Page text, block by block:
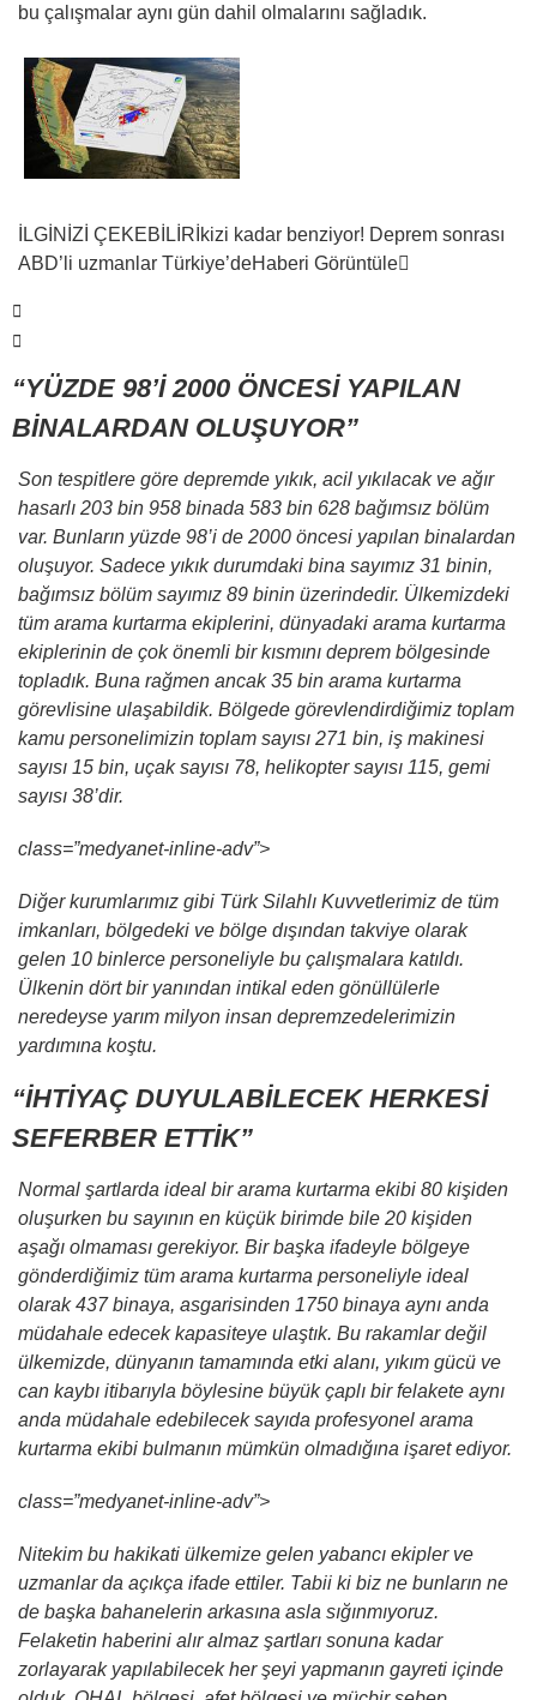
bu çalışmalar aynı gün dahil olmalarını sağladık.
İLGİNİZİ ÇEKEBİLİR İkizi kadar benziyor! Deprem sonrası
ABD’li uzmanlar Türkiye’deHaberi Görüntüle
“YÜZDE 98’İ 2000 ÖNCESİ YAPILAN
BİNALARDAN OLUŞUYOR”
Son tespitlere göre depremde yıkık, acil yıkılacak ve ağır
hasarlı 203 bin 958 binada 583 bin 628 bağımsız bölüm
var. Bunların yüzde 98’i de 2000 öncesi yapılan binalardan
oluşuyor. Sadece yıkık durumdaki bina sayımız 31 binin,
bağımsız bölüm sayımız 89 binin üzerindedir. Ülkemizdeki
tüm arama kurtarma ekiplerini, dünyadaki arama kurtarma
ekiplerinin de çok önemli bir kısmını deprem bölgesinde
topladık. Buna rağmen ancak 35 bin arama kurtarma
görevlisine ulaşabildik. Bölgede görevlendirdiğimiz toplam
kamu personelimizin toplam sayısı 271 bin, iş makinesi
sayısı 15 bin, uçak sayısı 78, helikopter sayısı 115, gemi
sayısı 38’dir.
class=”medyanet-inline-adv”>
Diğer kurumlarımız gibi Türk Silahlı Kuvvetlerimiz de tüm
imkanları, bölgedeki ve bölge dışından takviye olarak
gelen 10 binlerce personeliyle bu çalışmalara katıldı.
Ülkenin dört bir yanından intikal eden gönüllülerle
neredeyse yarım milyon insan depremzedelerimizin
yardımına koştu.
“İHTİYAÇ DUYULABİLECEK HERKESİ
SEFERBER ETTİK”
Normal şartlarda ideal bir arama kurtarma ekibi 80 kişiden
oluşurken bu sayının en küçük birimde bile 20 kişiden
aşağı olmaması gerekiyor. Bir başka ifadeyle bölgeye
gönderdiğimiz tüm arama kurtarma personeliyle ideal
olarak 437 binaya, asgarisinden 1750 binaya aynı anda
müdahale edecek kapasiteye ulaştık. Bu rakamlar değil
ülkemizde, dünyanın tamamında etki alanı, yıkım gücü ve
can kaybı itibarıyla böylesine büyük çaplı bir felakete aynı
anda müdahale edebilecek sayıda profesyonel arama
kurtarma ekibi bulmanın mümkün olmadığına işaret ediyor.
class=”medyanet-inline-adv”>
Nitekim bu hakikati ülkemize gelen yabancı ekipler ve
uzmanlar da açıkça ifade ettiler. Tabii ki biz ne bunların ne
de başka bahanelerin arkasına asla sığınmıyoruz.
Felaketin haberini alır almaz şartları sonuna kadar
zorlayarak yapılabilecek her şeyi yapmanın gayreti içinde